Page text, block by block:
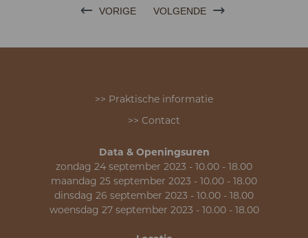
VORIGE VOLGENDE
>> Praktische informatie
>> Contact
Data & Openingsuren
zondag 24 september 2023 - 10.00 - 18.00
maandag 25 september 2023 - 10.00 - 18.00
dinsdag 26 september 2023 - 10.00 - 18.00
woensdag 27 september 2023 - 10.00 - 18.00